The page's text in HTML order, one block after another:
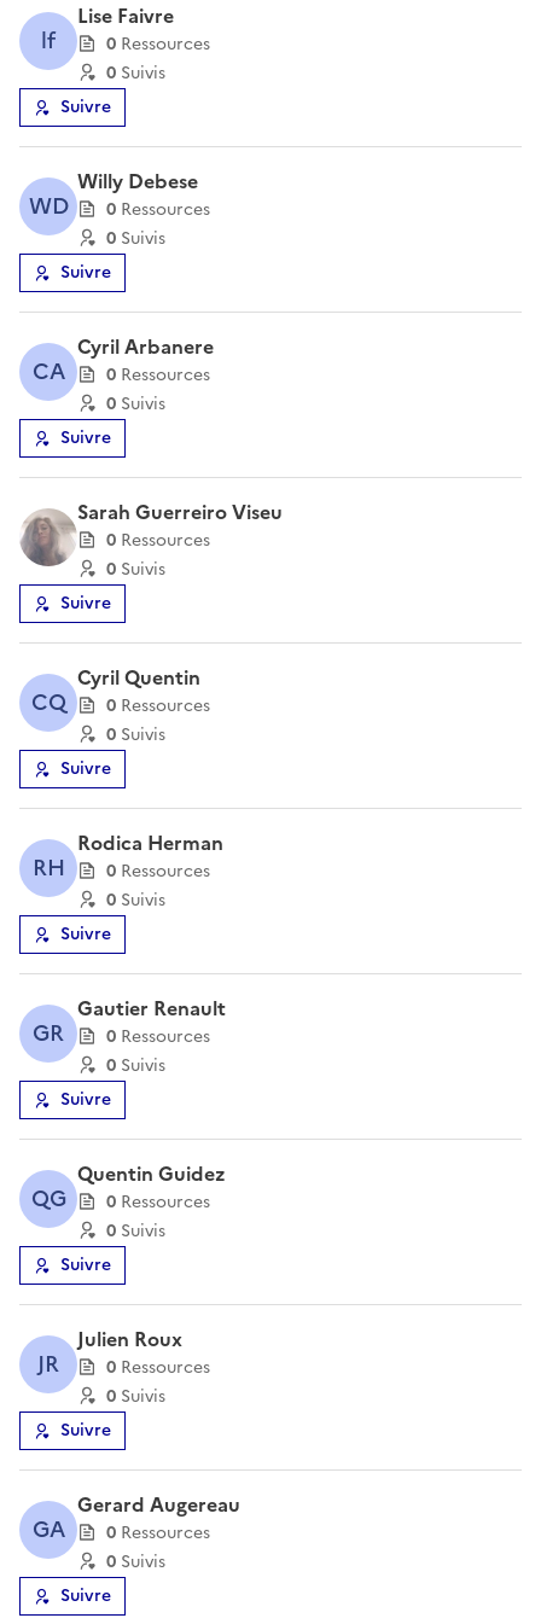
lf
Lise Faivre
0 Ressources
0 Suivis
Suivre
WD
Willy Debese
0 Ressources
0 Suivis
Suivre
CA
Cyril Arbanere
0 Ressources
0 Suivis
Suivre
Sarah Guerreiro Viseu
0 Ressources
0 Suivis
Suivre
CQ
Cyril Quentin
0 Ressources
0 Suivis
Suivre
RH
Rodica Herman
0 Ressources
0 Suivis
Suivre
GR
Gautier Renault
0 Ressources
0 Suivis
Suivre
QG
Quentin Guidez
0 Ressources
0 Suivis
Suivre
JR
Julien Roux
0 Ressources
0 Suivis
Suivre
GA
Gerard Augereau
0 Ressources
0 Suivis
Suivre